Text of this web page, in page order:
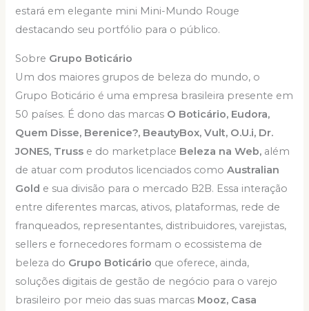
estará em elegante mini Mini-Mundo Rouge
destacando seu portfólio para o público.
Sobre Grupo Boticário
Um dos maiores grupos de beleza do mundo, o
Grupo Boticário é uma empresa brasileira presente em
50 países. É dono das marcas O Boticário, Eudora,
Quem Disse, Berenice?, BeautyBox, Vult, O.U.i, Dr.
JONES, Truss e do marketplace Beleza na Web, além
de atuar com produtos licenciados comoAustralian
Gold e sua divisão para o mercado B2B. Essa interação
entre diferentes marcas, ativos, plataformas, rede de
franqueados, representantes, distribuidores, varejistas,
sellers e fornecedores formam o ecossistema de
beleza do Grupo Boticário que oferece, ainda,
soluções digitais de gestão de negócio para o varejo
brasileiro por meio das suas marcas Mooz, Casa